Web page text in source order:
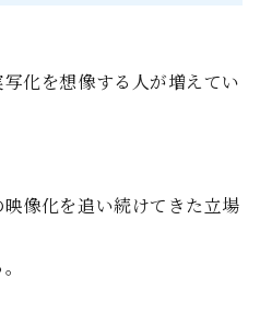
写化を想像する人が増えてい
像化を追い続けてきた立場